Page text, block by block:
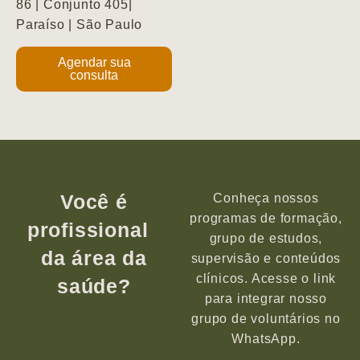
86 | Conjunto 405|
Paraíso | São Paulo
Agendar sua
consulta
Você é
profissional
da área da
saúde?
Conheça nossos
programas de formação,
grupo de estudos,
supervisão e conteúdos
clínicos. Acesse o link
para integrar nosso
grupo de voluntários no
WhatsApp.